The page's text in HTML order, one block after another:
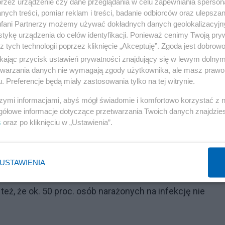
podawana przez Ministerstwo Zdrowia, w ostatnim
dziennie może być obecnie 100-250 tys.
z podawania dziennej liczby przypadków, zastępując
ok. 40-45 tys. osób. W tej chwili szacujemy, że będzie
odporności na infekcje. - To tempo jest bardzo
i unikną hospitalizacji - ocenił. Z szacunków
że ok. 50 proc. osób narażonych na infekcję nie
treści, pomiar reklam i treści, badanie odbiorców oraz
Partnerzy możemy używać dokładnych danych
urządzenia do celów identyfikacji. Ponieważ cenimy Twoją
tych technologii poprzez kliknięcie „Akceptuję”. Zgoda jest
przycisk ustawień prywatności znajdujący się w lewym
danych nie wymagają zgody użytkownika, ale masz
Preferencje będą miały zastosowania tylko na tej witrynie.
informacjami, abyś mógł świadomie i komfortowo korzystać z
informacje dotyczące przetwarzania Twoich danych
oraz po kliknięciu w „Ustawienia”.
USTAWIENIA